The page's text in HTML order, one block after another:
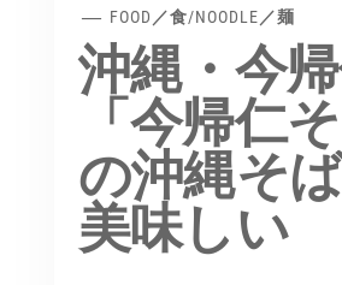
FOOD／食/NOODLE／麺
沖縄・今
「今帰仁
の沖縄そ
美味しい